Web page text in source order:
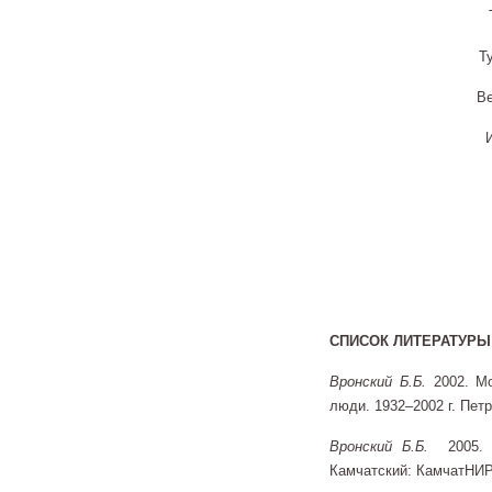
СПИСОК ЛИТЕРАТУРЫ
Вронский Б.Б.
2002.
люди. 1932–2002 г.
Вронский Б.Б.
2005.
Камчатский: